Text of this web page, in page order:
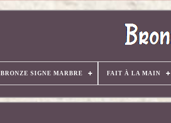
BRONZE SIGNE MARBRE FAIT À LA MAIN